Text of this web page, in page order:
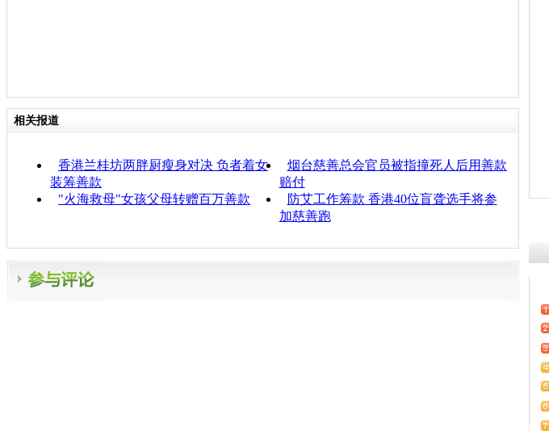
相关报道
香港兰桂坊两胖厨瘦身对决 负者着女
装筹善款
烟台慈善总会官员被指撞死人后用善款
赔付
"火海救母"女孩父母转赠百万善款
防艾工作筹款 香港40位盲聋选手将参
加慈善跑